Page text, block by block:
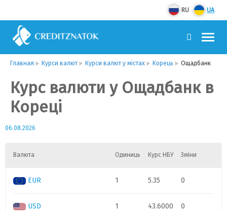
RU UA
Главная Курси валют Курси валют у містах Корець Ощадбанк
Курс валюти у Ощадбанк в
Кореці
06.08.2026
Валюта Одиниць Курс НБУ Зміни
EUR 1 5.35 0
USD 1 43.6000 0